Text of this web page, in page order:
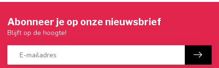
Abonneer je op onze nieuwsbrief
Blijft op de hoogte!